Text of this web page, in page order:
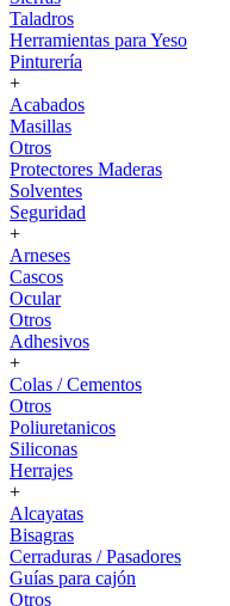
Taladros
Herramientas para Yeso
Pinturería
+
Acabados
Masillas
Otros
Protectores Maderas
Solventes
Seguridad
+
Arneses
Cascos
Ocular
Otros
Adhesivos
+
Colas / Cementos
Otros
Poliuretanicos
Siliconas
Herrajes
+
Alcayatas
Bisagras
Cerraduras / Pasadores
Guías para cajón
Otros